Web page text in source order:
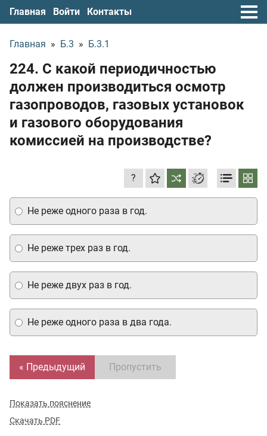
Главная Войти Контакты
Главная » Б.3 » Б.3.1
224. С какой периодичностью
должен производиться осмотр
газопроводов, газовых установок
и газового оборудования
комиссией на производстве?
?
Не реже трех раз в год.
Не реже одного раза в два года.
Не реже одного раза в год.
Не реже двух раз в год.
« Предыдущий Пропустить
Показать пояснение
Скачать PDF